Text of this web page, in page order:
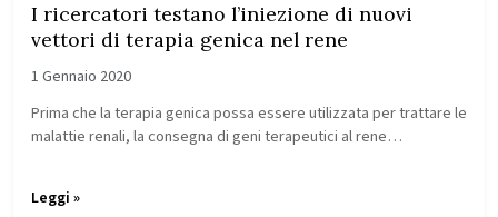
I ricercatori testano l’iniezione di nuovi
vettori di terapia genica nel rene
1 Gennaio 2020
Prima che la terapia genica possa essere utilizzata per trattare le
malattie renali, la consegna di geni terapeutici al rene…
Leggi »